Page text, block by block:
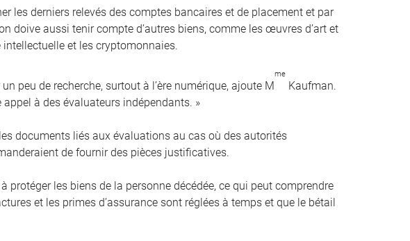
les derniers relevés des comptes bancaires et de placement et par
doive aussi tenir compte d’autres biens, comme les œuvres d’art et
et les cryptomonnaies.
peu de recherche, surtout à l’ère numérique, ajoute M
me
Kaufman.
à des évaluateurs indépendants. »
documents liés aux évaluations au cas où des autorités
de fournir des pièces justificatives.
protéger les biens de la personne décédée, ce qui peut comprendre
et les primes d’assurance sont réglées à temps et que le bétail